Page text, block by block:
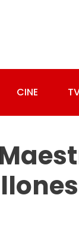
CINE